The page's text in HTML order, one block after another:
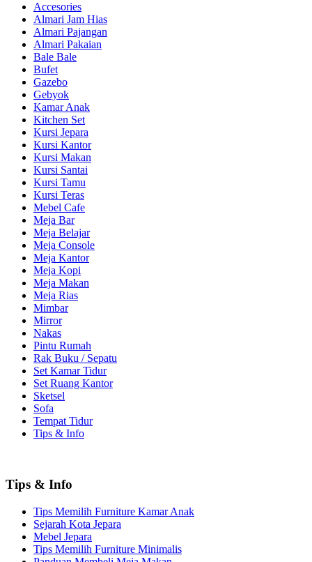
Accesories
Almari Jam Hias
Almari Pajangan
Almari Pakaian
Bale Bale
Bufet
Gazebo
Gebyok
Kamar Anak
Kitchen Set
Kursi Jepara
Kursi Kantor
Kursi Makan
Kursi Santai
Kursi Tamu
Kursi Teras
Mebel Cafe
Meja Bar
Meja Belajar
Meja Console
Meja Kantor
Meja Kopi
Meja Makan
Meja Rias
Mimbar
Mirror
Nakas
Pintu Rumah
Rak Buku / Sepatu
Set Kamar Tidur
Set Ruang Kantor
Sketsel
Sofa
Tempat Tidur
Tips & Info
Tips & Info
Tips Memilih Furniture Kamar Anak
Sejarah Kota Jepara
Mebel Jepara
Tips Memilih Furniture Minimalis